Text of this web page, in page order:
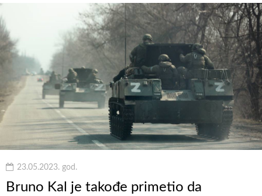
23.05.2023. god.
Bruno Kal je takođe primetio da